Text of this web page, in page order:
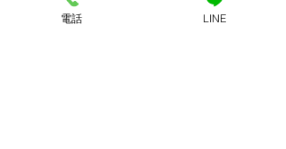
前店
お店へのアクセス
電話 LINE